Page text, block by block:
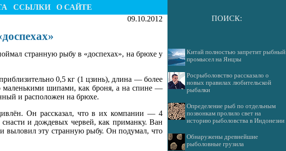
ССЫЛКИ О САЙТЕ
09.10.2012
странную рыбу в «доспехах», на брюхе у
0,5 кг (1 цзинь), длина — более
маленькими шипами, как броня, а на спине —
и расположен на брюхе.
Он рассказал, что в их компании — 4
и дождевых червей, как приманку. Ван
и выловил эту странную рыбу. Он подумал, что
ПОИСК:
Китай полностью запретит рыбный
промысел на Янцзы
Росрыболовство рассказало о
новых правилах любительской
рыбалки
Определение рыб по отдельным
позвонкам пролило свет на
историю рыболовства в Индонезии
Обнаружены древнейшие
рыболовные грузила